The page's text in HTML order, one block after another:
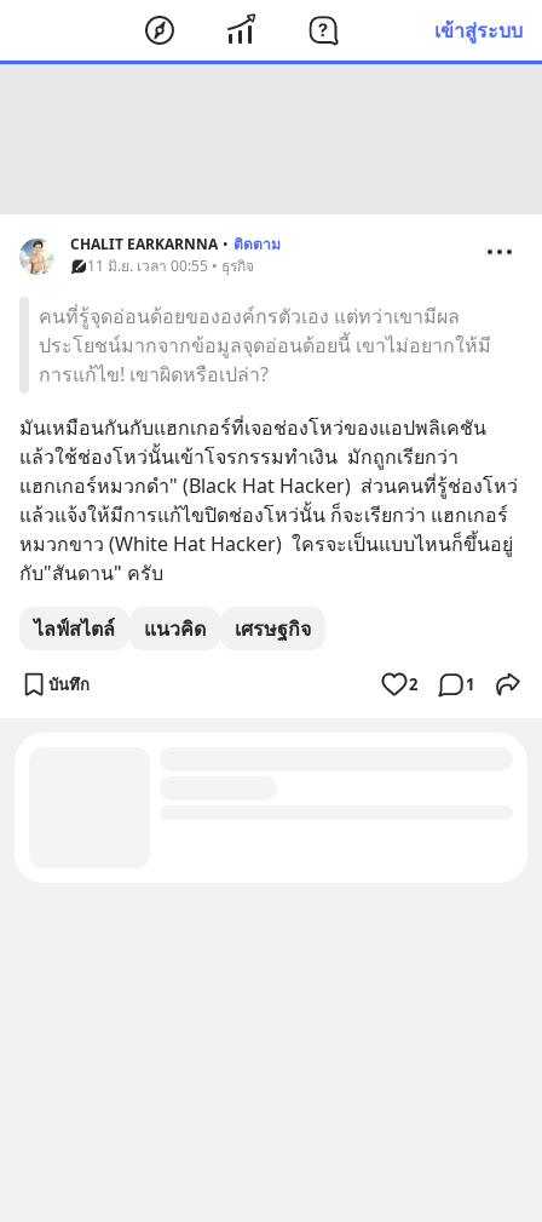
เข้าสู่ระบบ
CHALIT EARKARNNA • ติดตาม
11 มิ.ย. เวลา 00:55 • ธุรกิจ
คนที่รู้จุดอ่อนด้อยขององค์กรตัวเอง แต่ทว่าเขามีผล
ประโยชน์มากจากข้อมูลจุดอ่อนด้อยนี้ เขาไม่อยากให้มี
การแก้ไข! เขาผิดหรือเปล่า?
มันเหมือนกันกับแฮกเกอร์ที่เจอช่องโหว่ของแอปพลิเคชัน
แล้วใช้ช่องโหว่นั้นเข้าโจรกรรมทำเงิน  มักถูกเรียกว่า
แฮกเกอร์หมวกดำ" (Black Hat Hacker)  ส่วนคนที่รู้ช่องโหว่
แล้วแจ้งให้มีการแก้ไขปิดช่องโหว่นั้น ก็จะเรียกว่า แฮกเกอร์
หมวกขาว (White Hat Hacker)  ใครจะเป็นแบบไหนก็ขึ้นอยู่
กับ"สันดาน" ครับ
ไลฟ์สไตล์ แนวคิด เศรษฐกิจ
บันทึก 2 1